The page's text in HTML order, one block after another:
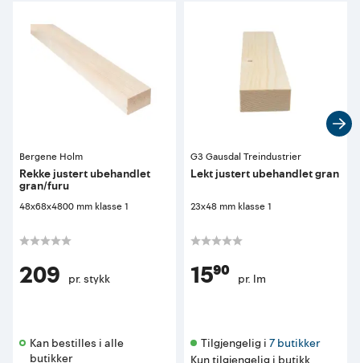
Bergene Holm
Rekke justert ubehandlet
gran/furu
48x68x4800 mm klasse 1
209 pr. stykk
Kan bestilles i alle
butikker
G3 Gausdal Treindustrier
Lekt justert ubehandlet gran
23x48 mm klasse 1
15⁹⁰ pr. lm
Tilgjengelig i 7 butikker